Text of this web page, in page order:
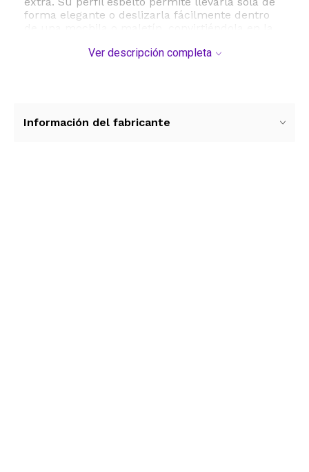
forma elegante o deslizarla fácilmente dentro
- Compatibilidad: Diseñada para laptops de
Ver descripción completa
Información del fabricante